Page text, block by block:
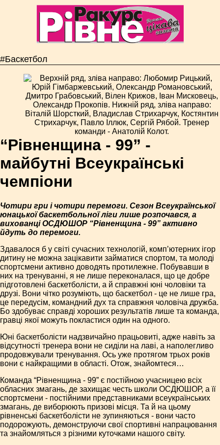
#Баскетбол
“Рівненщина - 99” -
майбутні Всеукраїнські
чемпіони
Чотири гри і чотири перемоги. Сезон Всеукраїнської
юнацької баскетбольної ліги лише розпочався, а
вихованці ОСДЮШОР “Рівненщина - 99” активно
йдуть до перемоги.
Здавалося б у світі сучасних технологій, комп’ютерних ігор
дитину не можна зацікавити займатися спортом, та молоді
спортсмени активно доводять протилежне. Побувавши в
них на тренуванні, я не лише переконалася, що це добре
підготовлені баскетболісти, а й справжні юні чоловіки та
друзі. Вони чітко розуміють, що баскетбол - це не лише гра,
це передусім, командний дух та справжня чоловіча дружба.
Бо здобуває справді хороших результатів лише та команда,
гравці якої можуть покластися один на одного.
Юні баскетболісти надзвичайно працьовиті, адже навіть за
відсутності тренера вони не сиділи на лаві, а наполегливо
продовжували тренування. Ось уже протягом трьох років
вони є найкращими в області. Отож, знайомтеся…
Команда “Рівненщина - 99” є постійною учасницею всіх
обласних змагань, де захищає честь школи ОСДЮШОР, а її
спортсмени - постійними представниками всеукраїнських
змагань, де виборюють призові місця. Та й на цьому
рівненські баскетболісти не зупиняються - вони часто
подорожують, демонструючи свої спортивні напрацювання
та знайомляться з різними куточками нашого світу.